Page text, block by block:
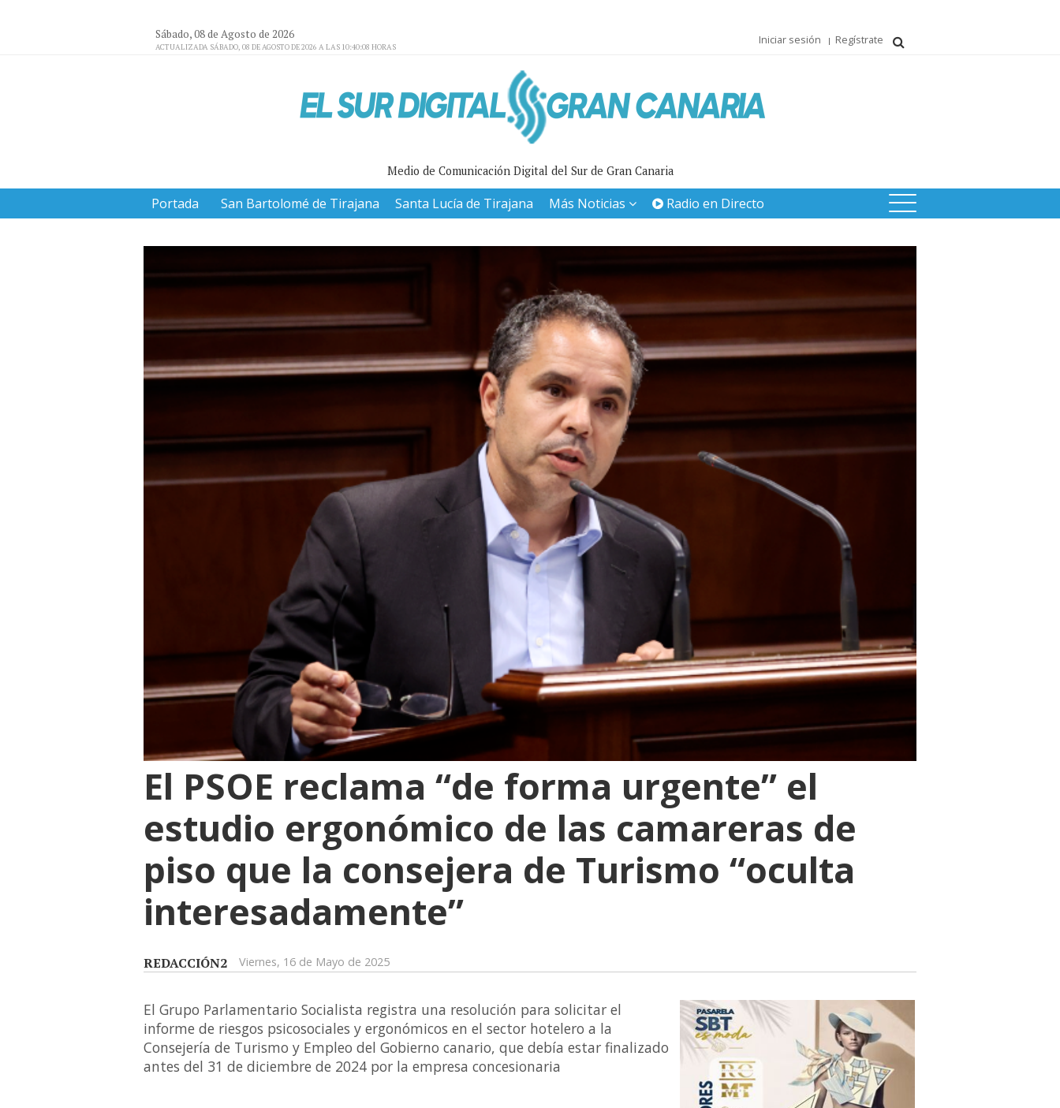
Sábado, 08 de Agosto de 2026
ACTUALIZADA SÁBADO, 08 DE AGOSTO DE 2026 A LAS 10:40:08 HORAS
Iniciar sesión Regístrate
Medio de Comunicación Digital del Sur de Gran Canaria
Portada San Bartolomé de Tirajana Santa Lucía de Tirajana Más Noticias Radio en Directo
El PSOE reclama “de forma urgente” el
estudio ergonómico de las camareras de
piso que la consejera de Turismo “oculta
interesadamente”
REDACCIÓN2 Viernes, 16 de Mayo de 2025
El Grupo Parlamentario Socialista registra una resolución para solicitar el
informe de riesgos psicosociales y ergonómicos en el sector hotelero a la
Consejería de Turismo y Empleo del Gobierno canario, que debía estar finalizado
antes del 31 de diciembre de 2024 por la empresa concesionaria